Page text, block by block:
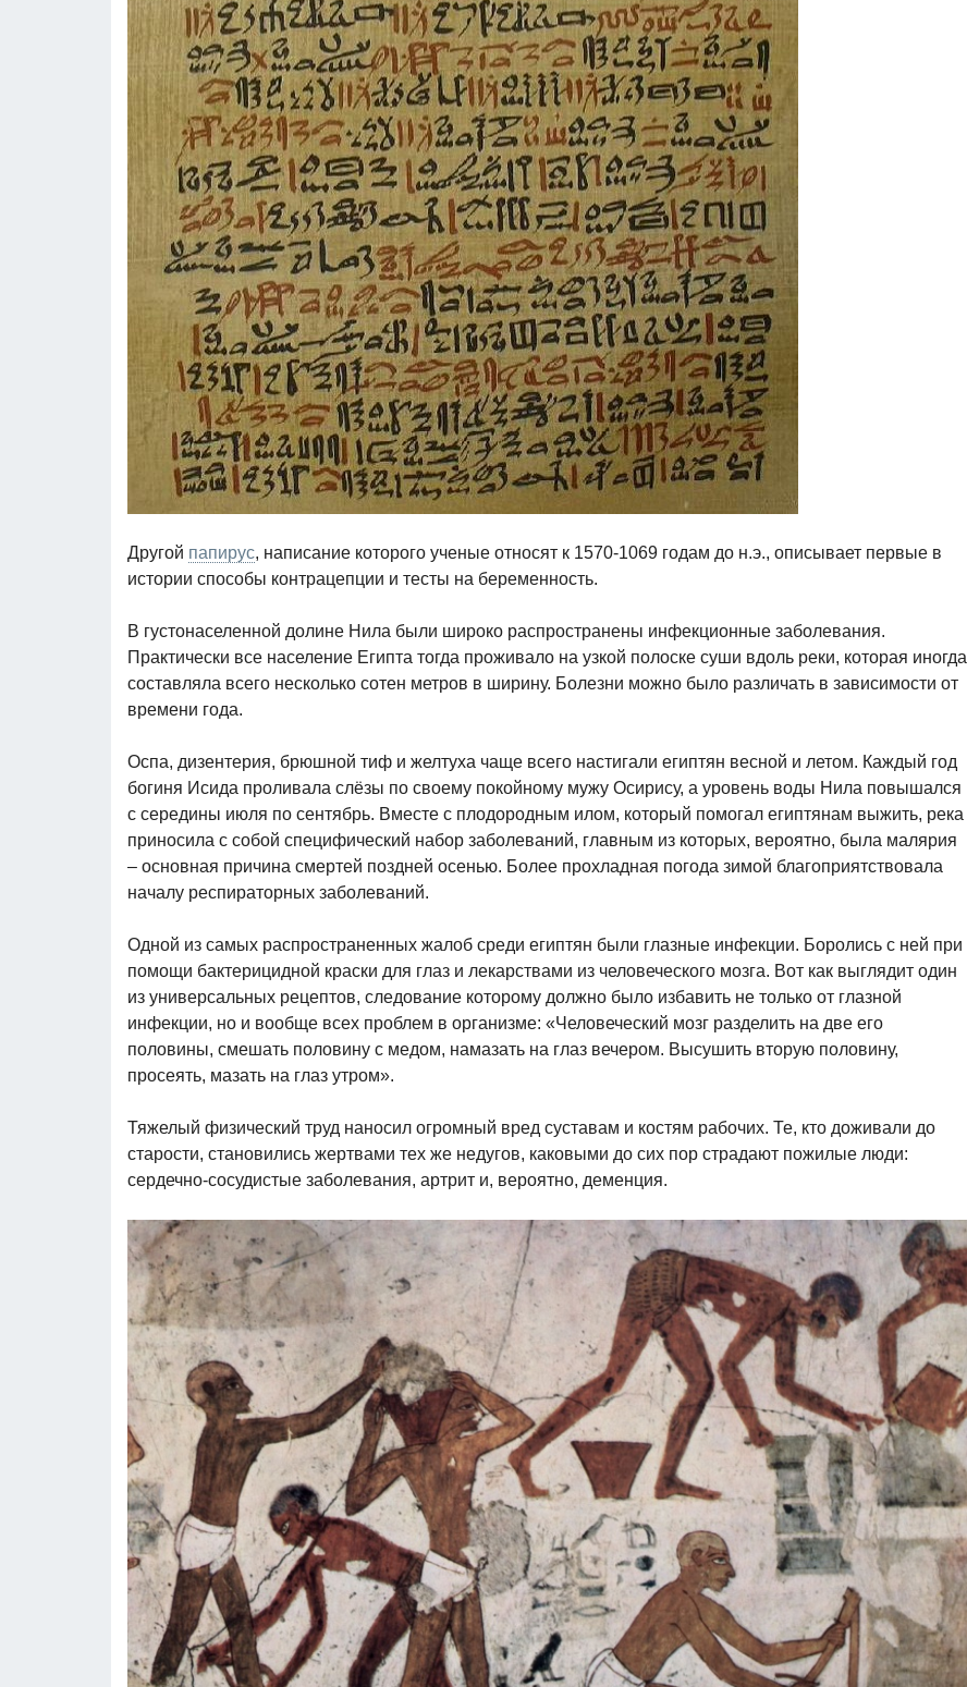
Другой папирус, написание которого ученые относят к 1570-1069 годам до н.э., описывает первые в
истории способы контрацепции и тесты на беременность.
В густонаселенной долине Нила были широко распространены инфекционные заболевания.
Практически все население Египта тогда проживало на узкой полоске суши вдоль реки, которая иногда
составляла всего несколько сотен метров в ширину. Болезни можно было различать в зависимости от
времени года.
Оспа, дизентерия, брюшной тиф и желтуха чаще всего настигали египтян весной и летом. Каждый год
богиня Исида проливала слёзы по своему покойному мужу Осирису, а уровень воды Нила повышался
с середины июля по сентябрь. Вместе с плодородным илом, который помогал египтянам выжить, река
приносила с собой специфический набор заболеваний, главным из которых, вероятно, была малярия
– основная причина смертей поздней осенью. Более прохладная погода зимой благоприятствовала
началу респираторных заболеваний.
Одной из самых распространенных жалоб среди египтян были глазные инфекции. Боролись с ней при
помощи бактерицидной краски для глаз и лекарствами из человеческого мозга. Вот как выглядит один
из универсальных рецептов, следование которому должно было избавить не только от глазной
инфекции, но и вообще всех проблем в организме: «Человеческий мозг разделить на две его
половины, смешать половину с медом, намазать на глаз вечером. Высушить вторую половину,
просеять, мазать на глаз утром».
Тяжелый физический труд наносил огромный вред суставам и костям рабочих. Те, кто доживали до
старости, становились жертвами тех же недугов, каковыми до сих пор страдают пожилые люди:
сердечно-сосудистые заболевания, артрит и, вероятно, деменция.